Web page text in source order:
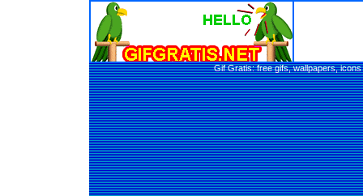
Gif Gratis: free gifs, wallpapers,